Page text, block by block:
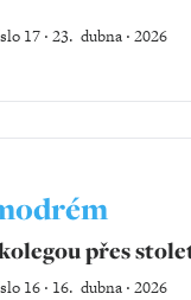
17 ‧ 23. dubna ‧ 2026
přes
16 ‧ 16. dubna ‧ 2026